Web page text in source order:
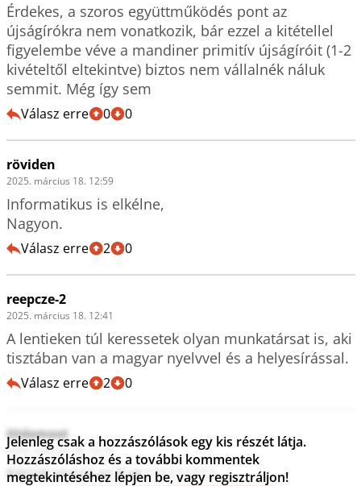
Érdekes, a szoros együttműködés pont az
újságírókra nem vonatkozik, bár ezzel a kitétellel
figyelembe véve a mandiner primitív újságíróit (1-2
kivételtől eltekintve) biztos nem vállalnék náluk
semmit. Még így sem
Válasz erre 0 0
röviden
2025. március 18. 12:59
Informatikus is elkélne,
Nagyon.
Válasz erre 2 0
reepcze-2
2025. március 18. 12:41
A lentieken túl keressetek olyan munkatársat is, aki
Válasz erre 2 0
ittésmost
2025. március 18. 12:10
Kérjük vissza az X-et ! ! ! ! ! ! ! ! !
Jelenleg csak a hozzászólások egy kis részét látja.
Hozzászóláshoz és a további kommentek
megtekintéséhez lépjen be, vagy regisztráljon!